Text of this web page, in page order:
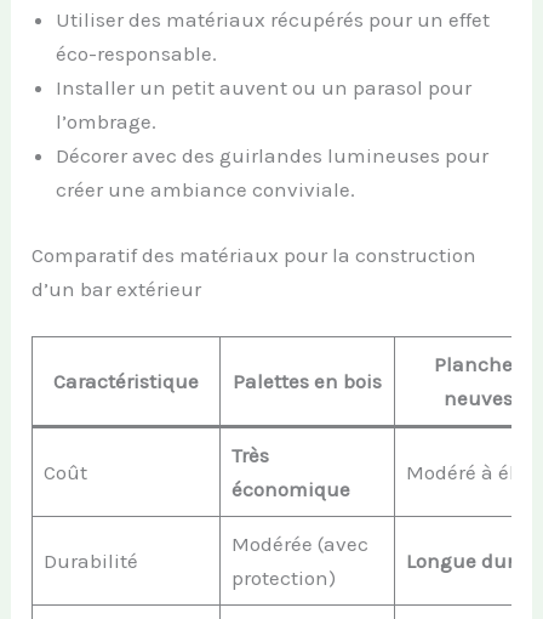
Utiliser des matériaux récupérés pour un effet
éco-responsable.
Installer un petit auvent ou un parasol pour
l’ombrage.
Décorer avec des guirlandes lumineuses pour
créer une ambiance conviviale.
Comparatif des matériaux pour la construction
d’un bar extérieur
Caractéristique Palettes en bois
Planches
neuves
Coût
Très
économique
Modéré à
Durabilité
Modérée (avec
protection)
Longue durée